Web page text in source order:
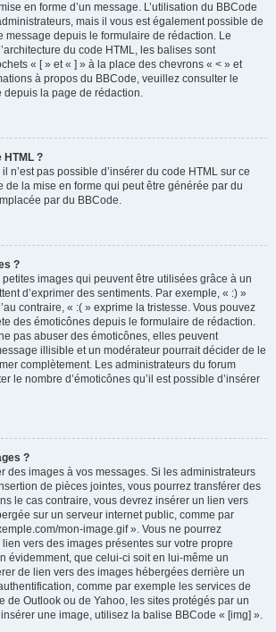
en forme d’un message. L’utilisation du BBCode
mais il vous est également possible de
message depuis le formulaire de rédaction. Le
du code HTML, les balises sont
« [ » et « ] » à la place des chevrons « < » et
à propos du BBCode, veuillez consulter le
depuis la page de rédaction.
HTML ?
n’est pas possible d’insérer du code HTML sur ce
de la mise en forme qui peut être générée par du
par du BBCode.
?
images qui peuvent être utilisées grâce à un
d’exprimer des sentiments. Par exemple, « :) »
contraire, « :( » exprime la tristesse. Vous pouvez
des émoticônes depuis le formulaire de rédaction.
pas abuser des émoticônes, elles peuvent
illisible et un modérateur pourrait décider de le
complètement. Les administrateurs du forum
le nombre d’émoticônes qu’il est possible d’insérer
?
des images à vos messages. Si les administrateurs
de pièces jointes, vous pourrez transférer des
le cas contraire, vous devrez insérer un lien vers
sur un serveur internet public, comme par
mon-image.gif ». Vous ne pourrez
vers des images présentes sur votre propre
évidemment, que celui-ci soit en lui-même un
de lien vers des images hébergées derrière un
comme par exemple les services de
de Outlook ou de Yahoo, les sites protégés par un
une image, utilisez la balise BBCode « [img] ».